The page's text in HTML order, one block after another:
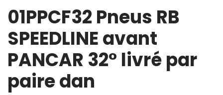
01PPCF32 Pneus RB
SPEEDLINE avant
PANCAR 32° livré par
paire dan